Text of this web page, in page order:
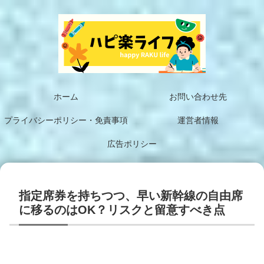
ホーム お問い合わせ先
プライバシーポリシー・免責事項 運営者情報
広告ポリシー
指定席券を持ちつつ、早い新幹線の自由席
に移るのはOK？リスクと留意すべき点